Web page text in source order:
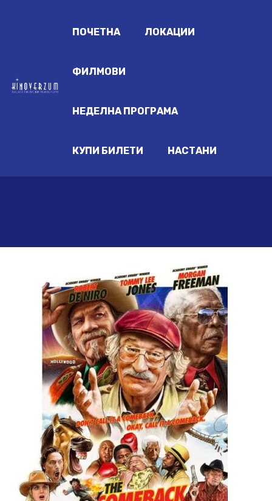
ПОЧЕТНА ЛОКАЦИИ
ФИЛМОВИ
НЕДЕЛНА ПРОГРАМА
КУПИ БИЛЕТИ НАСТАНИ